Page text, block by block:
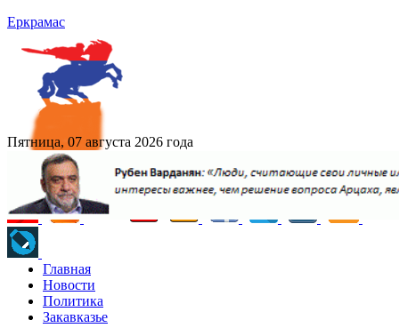
Еркрамас
Пятница, 07 августа 2026 года
Главная
Новости
Политика
Закавказье